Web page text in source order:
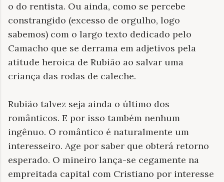
o do rentista. Ou ainda, como se percebe
constrangido (excesso de orgulho, logo
sabemos) com o largo texto dedicado pelo
Camacho que se derrama em adjetivos pela
atitude heroica de Rubião ao salvar uma
criança das rodas de caleche.
Rubião talvez seja ainda o último dos
românticos. E por isso também nenhum
ingênuo. O romântico é naturalmente um
interesseiro. Age por saber que obterá retorno
esperado. O mineiro lança-se cegamente na
empreitada capital com Cristiano por interesse